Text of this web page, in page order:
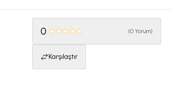
0 (0 Yorum)
Karşılaştır